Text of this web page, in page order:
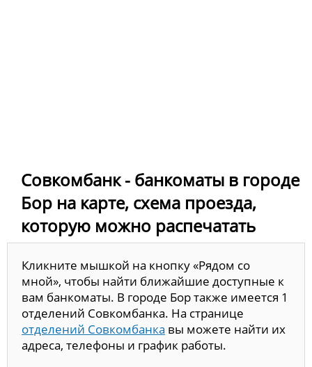
Совкомбанк - банкоматы в городе
Бор на карте, схема проезда,
которую можно распечатать
Кликните мышкой на кнопку «Рядом со
мной», чтобы найти ближайшие доступные к
вам банкоматы. В городе Бор также имеется 1
отделений Совкомбанка. На странице
отделений Совкомбанка вы можете найти их
адреса, телефоны и график работы.